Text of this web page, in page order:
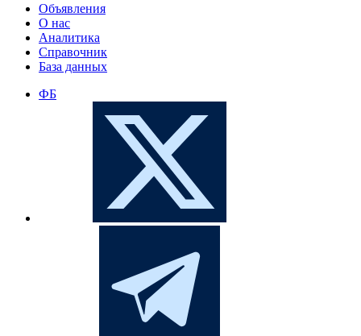
Объявления
О нас
Аналитика
Справочник
База данных
ФБ